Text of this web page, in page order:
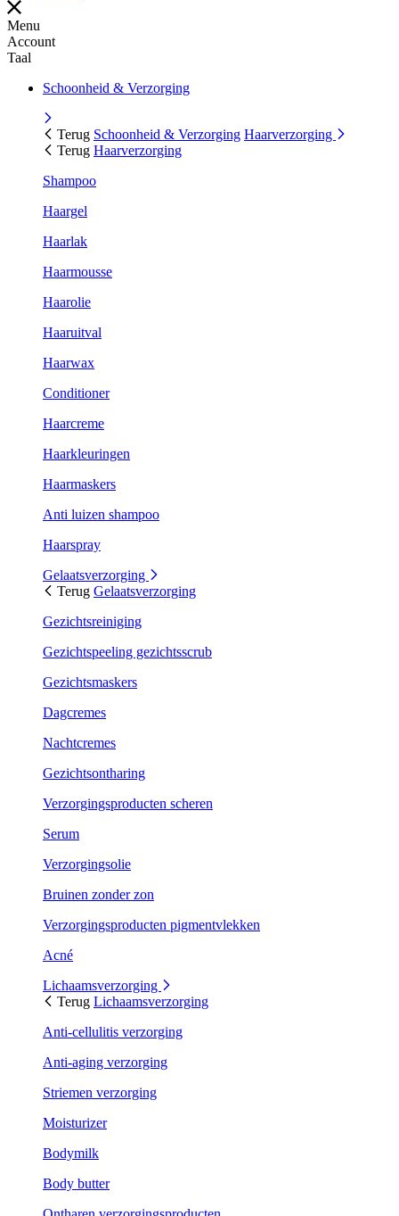
Menu
Account
Taal
Schoonheid & Verzorging
Terug Schoonheid & Verzorging Haarverzorging
Terug Haarverzorging
Shampoo
Haargel
Haarlak
Haarmousse
Haarolie
Haaruitval
Haarwax
Conditioner
Haarcreme
Haarkleuringen
Haarmaskers
Anti luizen shampoo
Haarspray
Gelaatsverzorging
Terug Gelaatsverzorging
Gezichtsreiniging
Gezichtspeeling gezichtsscrub
Gezichtsmaskers
Dagcremes
Nachtcremes
Gezichtsontharing
Verzorgingsproducten scheren
Serum
Verzorgingsolie
Bruinen zonder zon
Verzorgingsproducten pigmentvlekken
Acné
Lichaamsverzorging
Terug Lichaamsverzorging
Anti-cellulitis verzorging
Anti-aging verzorging
Striemen verzorging
Moisturizer
Bodymilk
Body butter